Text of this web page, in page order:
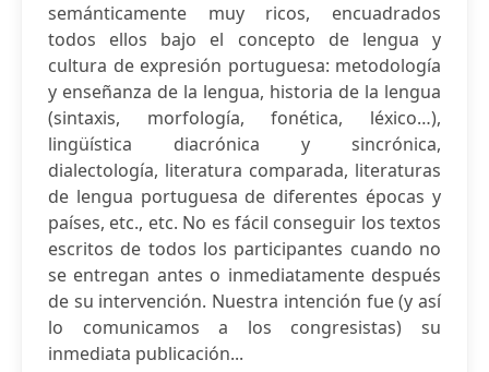
semánticamente muy ricos, encuadrados
todos ellos bajo el concepto de lengua y
cultura de expresión portuguesa: metodología
y enseñanza de la lengua, historia de la lengua
(sintaxis, morfología, fonética, léxico…),
lingüística diacrónica y sincrónica,
dialectología, literatura comparada, literaturas
de lengua portuguesa de diferentes épocas y
países, etc., etc. No es fácil conseguir los textos
escritos de todos los participantes cuando no
se entregan antes o inmediatamente después
de su intervención. Nuestra intención fue (y así
lo comunicamos a los congresistas) su
inmediata publicación...